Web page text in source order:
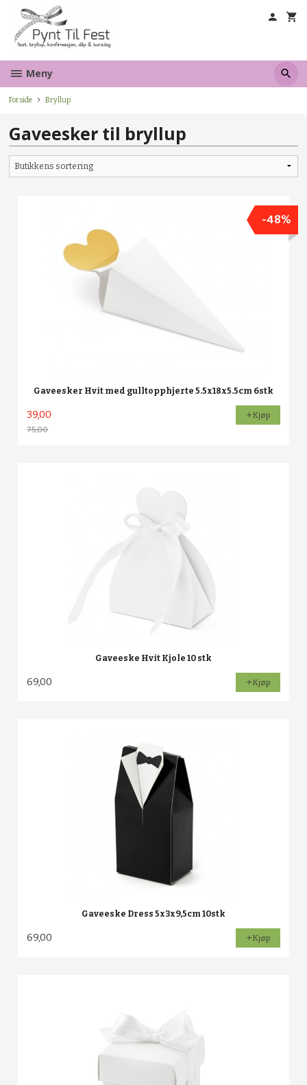
innholdet
Meny
Forside Bryllup
Gaveesker til bryllup
Gaveesker Hvit med gulltopphjerte 5.5x18x5.5cm 6stk
39,00
75,00
-48%
Kjøp
Gaveeske Hvit Kjole 10 stk
69,00 Kjøp
Gaveeske Dress 5x3x9,5cm 10stk
69,00 Kjøp